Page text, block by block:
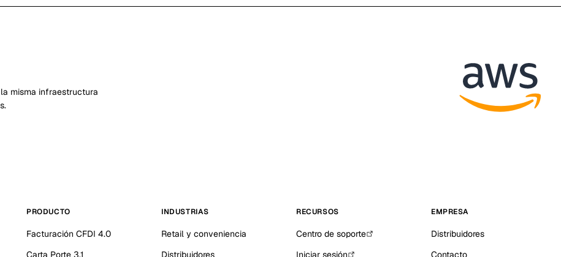
misma infraestructura
PRODUCTO
Facturación CFDI 4.0
Carta Porte 3.1
INDUSTRIAS
Retail y conveniencia
Distribuidores
RECURSOS
Centro de soporte
Iniciar sesión
EMPRESA
Distribuidores
Contacto